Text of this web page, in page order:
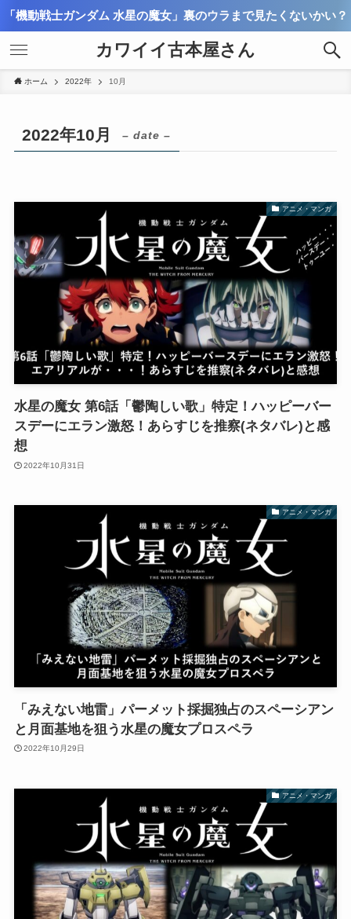
「機動戦士ガンダム 水星の魔女」裏のウラまで見たくないかい？
カワイイ古本屋さん
ホーム 2022年 10月
2022年10月 – date –
アニメ・マンガ
水星の魔女 第6話「鬱陶しい歌」特定！ハッピーバー
スデーにエラン激怒！あらすじを推察(ネタバレ)と感
想
2022年10月31日
アニメ・マンガ
「みえない地雷」パーメット採掘独占のスペーシアン
と月面基地を狙う水星の魔女プロスペラ
2022年10月29日
アニメ・マンガ